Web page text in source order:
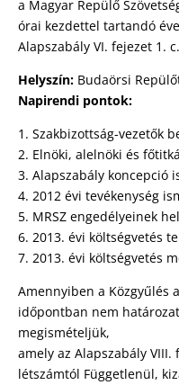
a Magyar Repülő
órai kezdettel tartandó
Alapszabály VI. fejezet 1.
Helyszín: Budaörsi
Napirendi pontok:
1. Szakbizottság-vezetők
2. Elnöki, alelnöki és
3. Alapszabály koncepció
4. 2012 évi tevékenység
5. MRSZ engedélyeinek
6. 2013. évi költségvetés
7. 2013. évi költségvetés
Amennyiben a Közgyűlés
időpontban nem
megismételjük,
amely az Alapszabály
létszámtól Függetlenül,